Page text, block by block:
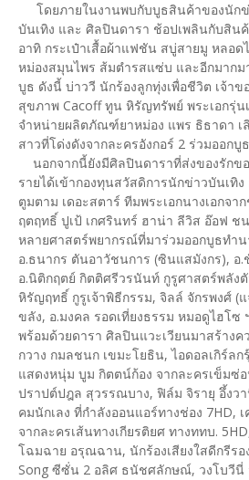
โดยภายในงานพบกับบูธสินค้าของนักข่
บันเทิง และ ศิลปินดารา ช้อปเพลินกับสิ
อาทิ กระเป๋าเสื้อผ้าแฟชัน สบู่สายมู หลอด
หม่องสมุนไพร ส้มตำรสแซ่บ และอีกมาก
บูธ ดังนี้ บ่าววี นักร้องลูกทุ่งเพื่อชีวิต เจ้า
สุขภาพ Cacoff ทูน หิรัญทรัพย์ พระเอกรุ่น
จำหน่ายผลิตภัณฑ์ยาหม่อง แพร ธิธาดา เ
สาวที่โด่งดังจากละครอังกอร์ 2 ร่วมออกบู
นอกจากนี้ยังมีศิลปินดาราที่ส่งของรักข
รายได้เข้ากองทุนสวัสดิการนักข่าวบันเทิ
ตูมตาม เดอะสตาร์ ทีมพระเอกนางเอกจา
ฤตฤทธิ์ ปูเป้ เกศรินทร์ ฮาน่า ลีวิส อ๊อฟ ช
หลายศาสตร์พยากรณ์ที่มาร่วมออกบูธทำ
อ.ธนากร ตันอาวัชนการ (ซินแสมังกร),
อ.นิติกฤตย์ กิตติศรีวรนันท์ กูรูศาสตร์พลัง
หิรัญฤทธิ์ กูรูเจ้าพิธีกรรม, จิลล์ จักรพงศ์ (
ขลัง, อ.มงคล รอดเที่ยงธรรม หมอดูไฮโซ
พร้อมด้วยดารา ศิลปินแวะเวียนมาสร้าง
กวาง กมลชนก เขมะโยธิน, ไอดอลเกิร์ลก
แสดงหนุ่ม บูม กิตตน์ก้อง จากละครเข็มซ่
ปราปต์ปฎล สุวรรณบาง, ฟิล์ม จิรายุ อึ้งว
คมนักเลง ที่กำลังออนแอร์ทางช่อง
จากละครเส้นทางเกียรติยศ ทางททบ.
โฉมฉาย อรุณฉาน, นักร้องเสียงใสดีกรีรอ
Song ซีซั่น 2 อลิศ ธนัชศลักษณ์, วงโบวีนี่